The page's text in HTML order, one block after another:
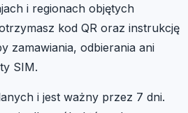
i regionach objętych
kod QR oraz instrukcję
zamawiania, odbierania ani
SIM.
i jest ważny przez 7 dni.